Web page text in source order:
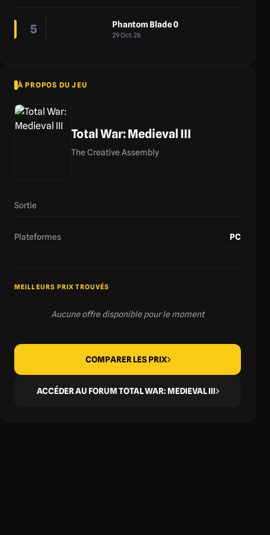
5 Phantom Blade 0
29 Oct. 26
À PROPOS DU JEU
Total War: Medieval III
The Creative Assembly
Sortie
Plateformes PC
MEILLEURS PRIX TROUVÉS
Aucune offre disponible pour le moment
COMPARER LES PRIX
ACCÉDER AU FORUM TOTAL WAR: MEDIEVAL III